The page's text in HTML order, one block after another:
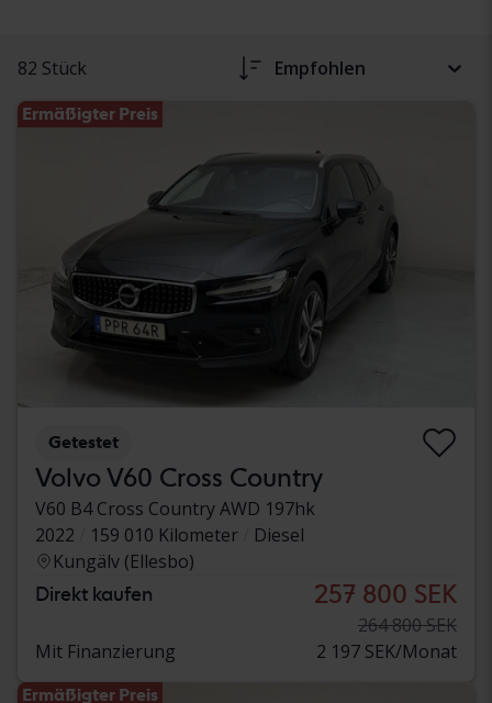
82 Stück Empfohlen
Ermäßigter Preis
Getestet
Volvo V60 Cross Country
V60 B4 Cross Country AWD 197hk
2022
159 010 Kilometer
Diesel
Kungälv (Ellesbo)
Direkt kaufen 257 800 SEK
264 800 SEK
Mit Finanzierung
2 197 SEK/Monat
Ermäßigter Preis